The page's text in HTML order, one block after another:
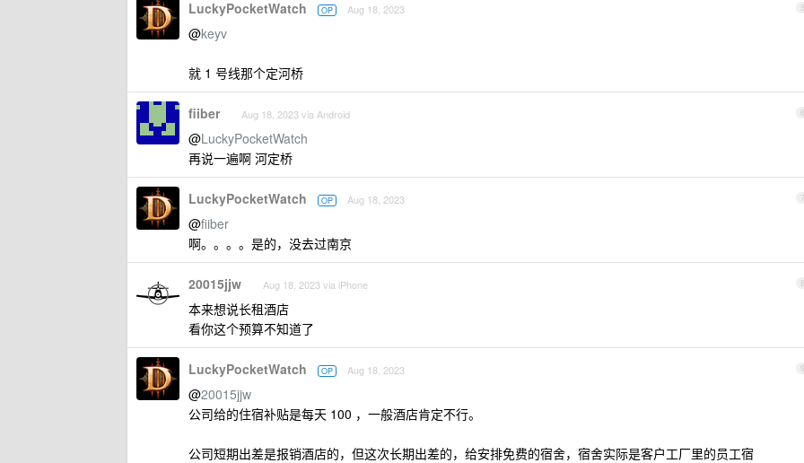
5
LuckyPocketWatch OP Aug 18, 2023
@keyv
就 1 号线那个定河桥
6
fiiber Aug 18, 2023 via Android
@LuckyPocketWatch
再说一遍啊 河定桥
7
LuckyPocketWatch OP Aug 18, 2023
@fiiber
啊。。。。是的，没去过南京
8
20015jjw Aug 18, 2023 via iPhone
本来想说长租酒店
看你这个预算不知道了
9
LuckyPocketWatch OP Aug 18, 2023
@20015jjw
公司给的住宿补贴是每天 100 ，一般酒店肯定不行。
公司短期出差是报销酒店的，但这次长期出差的，给安排免费的宿舍，宿舍实际是客户工厂里的员工宿